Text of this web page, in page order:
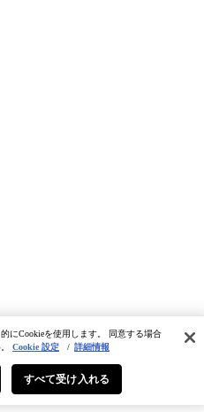
にCookieを使用します。 同意する場合
Cookie 設定 / 詳細情報
すべて受け入れる